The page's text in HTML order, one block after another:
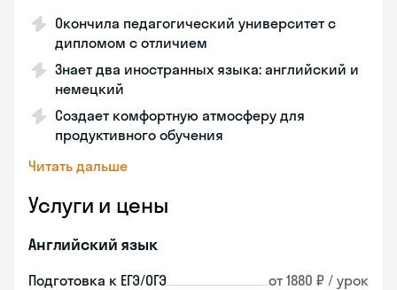
Окончила педагогический университет с
дипломом с отличием
Знает два иностранных языка: английский и
немецкий
Создает комфортную атмосферу для
продуктивного обучения
Читать дальше
Услуги и цены
Английский язык
Подготовка к ЕГЭ/ОГЭ от 1880 ₽ / урок